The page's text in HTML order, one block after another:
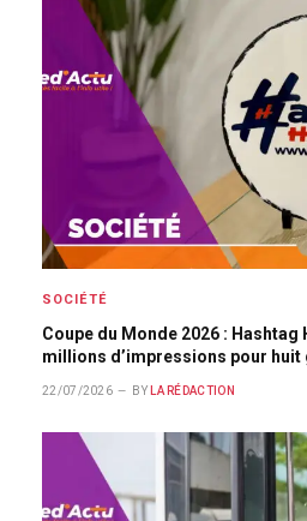
SOCIÉTÉ
Coupe du Monde 2026 : Hashtag
millions d’impressions pour huit
22/07/2026 BY LA RÉDACTION